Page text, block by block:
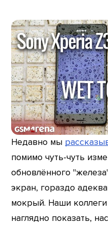
Недавно мы
помимо чуть-чуть
обновлённого
экран, гораздо
мокрый. Наши
наглядно показать,